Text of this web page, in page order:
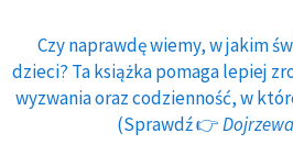
Czy naprawdę wiemy, w jakim
dzieci? Ta książka pomaga lepiej
wyzwania oraz codzienność, w
(Sprawdź 👉